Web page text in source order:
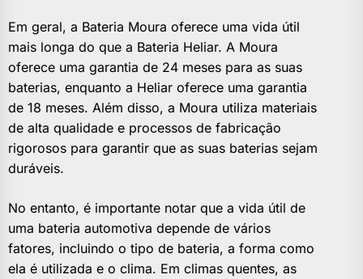
Em geral, a Bateria Moura oferece uma vida útil
mais longa do que a Bateria Heliar. A Moura
oferece uma garantia de 24 meses para as suas
baterias, enquanto a Heliar oferece uma garantia
de 18 meses. Além disso, a Moura utiliza materiais
de alta qualidade e processos de fabricação
rigorosos para garantir que as suas baterias sejam
duráveis.
No entanto, é importante notar que a vida útil de
uma bateria automotiva depende de vários
fatores, incluindo o tipo de bateria, a forma como
ela é utilizada e o clima. Em climas quentes, as